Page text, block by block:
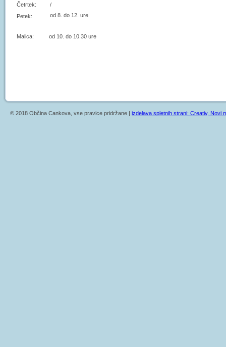
Četrtek:
/
Petek:
od 8. do 12. ure
Malica: od 10. do 10.30 ure
© 2018 Občina Cankova, vse pravice pridržane | izdelava spletnih strani: Creativ, Novi